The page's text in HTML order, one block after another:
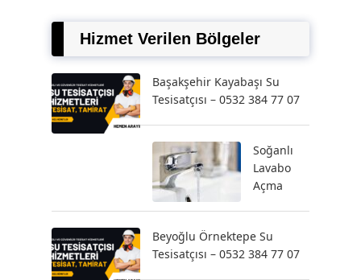
Hizmet Verilen Bölgeler
Başakşehir Kayabaşı Su
Tesisatçısı – 0532 384 77 07
Soğanlı
Lavabo
Açma
Beyoğlu Örnektepe Su
Tesisatçısı – 0532 384 77 07